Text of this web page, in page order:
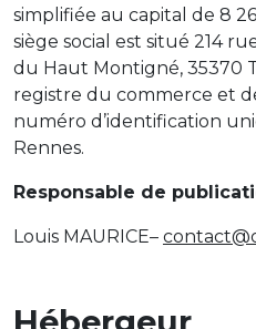
simplifiée au capital de 8
siège social est situé 214
du Haut Montigné, 35370
registre du commerce et
numéro d’identification
Rennes.
Responsable de
Louis MAURICE–